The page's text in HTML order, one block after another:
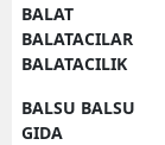
BALAT
BALATACILAR
BALATACILIK
BALSU BALSU
GIDA